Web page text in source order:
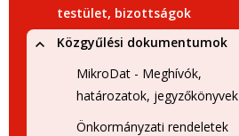
testület, bizottságok
Közgyűlési dokumentumok
MikroDat - Meghívók,
határozatok, jegyzőkönyvek
Önkormányzati rendeletek